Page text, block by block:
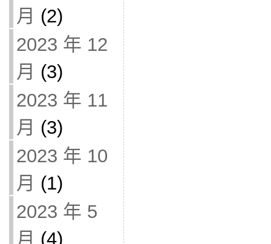
月 (2)
2023 年 12
月 (3)
2023 年 11
月 (3)
2023 年 10
月 (1)
2023 年 5
月 (4)